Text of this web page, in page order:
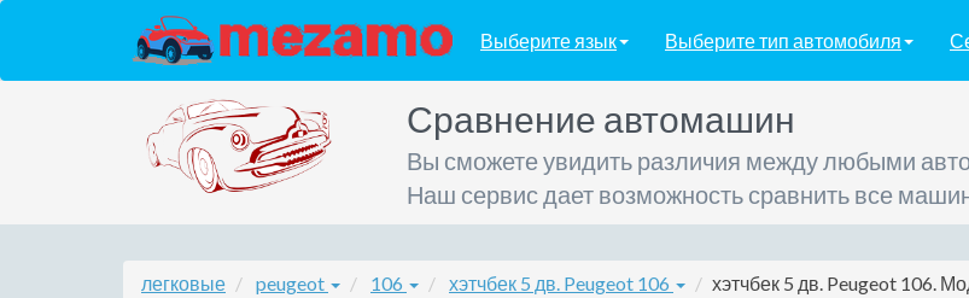
Выберите язык Выберите тип автомобиля
Сравнение автомашин
Вы сможете увидить различия между любыми
Наш сервис дает возможность сравнить все
легковые peugeot 106 хэтчбек 5 дв. Peugeot 106 хэтчбек 5 дв. Peugeot 106.